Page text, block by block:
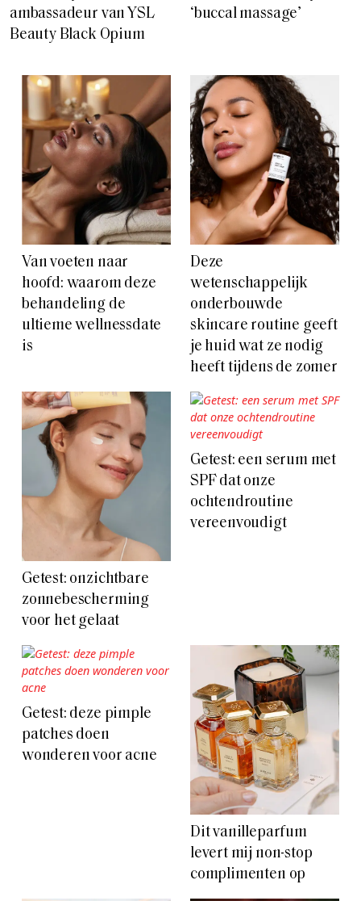
ambassadeur van YSL
Beauty Black Opium
‘buccal massage’
Van voeten naar
hoofd: waarom deze
behandeling de
ultieme wellnessdate
is
Deze
wetenschappelijk
onderbouwde
skincare routine geeft
je huid wat ze nodig
heeft tijdens de zomer
Getest: onzichtbare
zonnebescherming
voor het gelaat
Getest: een serum met
SPF dat onze
ochtendroutine
vereenvoudigt
Getest: deze pimple
patches doen
wonderen voor acne
Dit vanilleparfum
levert mij non-stop
complimenten op